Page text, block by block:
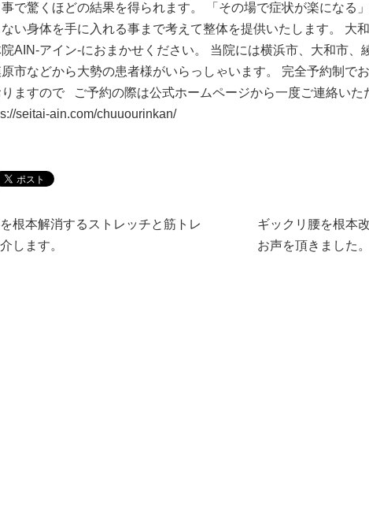
で驚くほどの結果を得られます。 「その場で症状が楽になる
い身体を手に入れる事まで考えて整体を提供いたします。 大
AIN-アイン-におまかせください。 当院には横浜市、大和市、
市などから大勢の患者様がいらっしゃいます。 完全予約制で
ますので ご予約の際は公式ホームページから一度ご連絡いた
seitai-ain.com/chuuourinkan/
根本解消するストレッチと筋トレ
します。
ギックリ腰を根本
お声を頂きました。